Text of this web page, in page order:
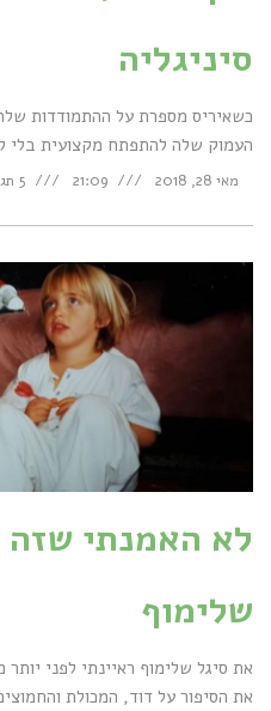
סיניגליה
כשאיריס מספרת על ההתמודדות
העמוק שלה להתפתח מקצועית בלי
מאי 28, 2018 21:09 5 תגובות
לא האמנתי שזה
שלימוף
את סיגל שלימוף ראיינתי לפני
את הסיפור על דוד, המכולת